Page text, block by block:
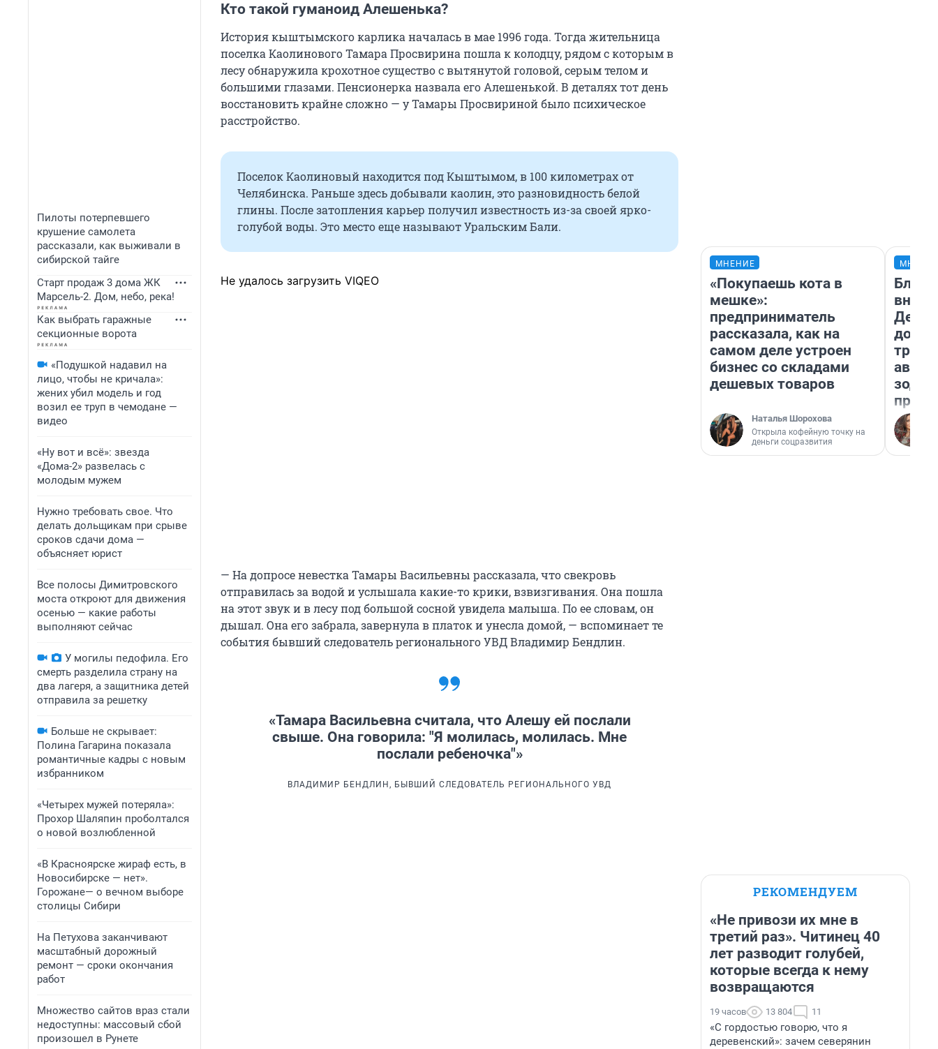
Пилоты потерпевшего
крушение самолета
рассказали, как выживали в
сибирской тайге
Старт продаж 3 дома ЖК
Марсель-2. Дом, небо, река!
Как выбрать гаражные
секционные ворота
«Подушкой надавил на
лицо, чтобы не кричала»:
жених убил модель и год
возил ее труп в чемодане —
видео
«Ну вот и всё»: звезда
«Дома-2» развелась с
молодым мужем
Нужно требовать свое. Что
делать дольщикам при срыве
сроков сдачи дома —
объясняет юрист
Все полосы Димитровского
моста откроют для движения
осенью — какие работы
выполняют сейчас
У могилы педофила. Его
смерть разделила страну на
два лагеря, а защитника детей
отправила за решетку
Больше не скрывает:
Полина Гагарина показала
романтичные кадры с новым
избранником
«Четырех мужей потеряла»:
Прохор Шаляпин проболтался
о новой возлюбленной
«В Красноярске жираф есть, в
Новосибирске — нет».
Горожане— о вечном выборе
столицы Сибири
На Петухова заканчивают
масштабный дорожный
ремонт — сроки окончания
работ
Множество сайтов враз стали
недоступны: массовый сбой
произошел в Рунете
Кто такой гуманоид Алешенька?
История кыштымского карлика началась в мае 1996 года. Тогда жительница
поселка Каолинового Тамара Просвирина пошла к колодцу, рядом с которым в
лесу обнаружила крохотное существо с вытянутой головой, серым телом и
большими глазами. Пенсионерка назвала его Алешенькой. В деталях тот день
восстановить крайне сложно — у Тамары Просвириной было психическое
расстройство.
Поселок Каолиновый находится под Кыштымом, в 100 километрах от
Челябинска. Раньше здесь добывали каолин, это разновидность белой
глины. После затопления карьер получил известность из-за своей ярко-
голубой воды. Это место еще называют Уральским Бали.
Не удалось загрузить VIQEO
— На допросе невестка Тамары Васильевны рассказала, что свекровь
отправилась за водой и услышала какие-то крики, взвизгивания. Она пошла
на этот звук и в лесу под большой сосной увидела малыша. По ее словам, он
дышал. Она его забрала, завернула в платок и унесла домой, — вспоминает те
события бывший следователь регионального УВД Владимир Бендлин.
«Тамара Васильевна считала, что Алешу ей послали
свыше. Она говорила: "Я молилась, молилась. Мне
послали ребеночка"»
ВЛАДИМИР БЕНДЛИН, БЫВШИЙ СЛЕДОВАТЕЛЬ РЕГИОНАЛЬНОГО УВД
МНЕНИЕ
«Покупаешь кота в
мешке»:
предприниматель
рассказала, как на
самом деле устроен
бизнес со складами
дешевых товаров
Наталья Шорохова
Открыла кофейную точку на
деньги соцразвития
РЕКОМЕНДУЕМ
«Не привози их мне в
третий раз». Читинец 40
лет разводит голубей,
которые всегда к нему
возвращаются
19 часов 13 804 11
«С гордостью говорю, что я
деревенский»: зачем северянин